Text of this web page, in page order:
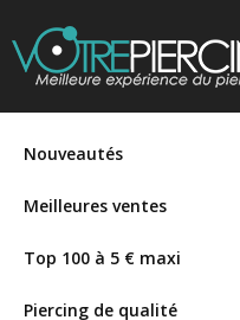
Nouveautés
Meilleures ventes
Top 100 à 5 € maxi
Piercing de qualité